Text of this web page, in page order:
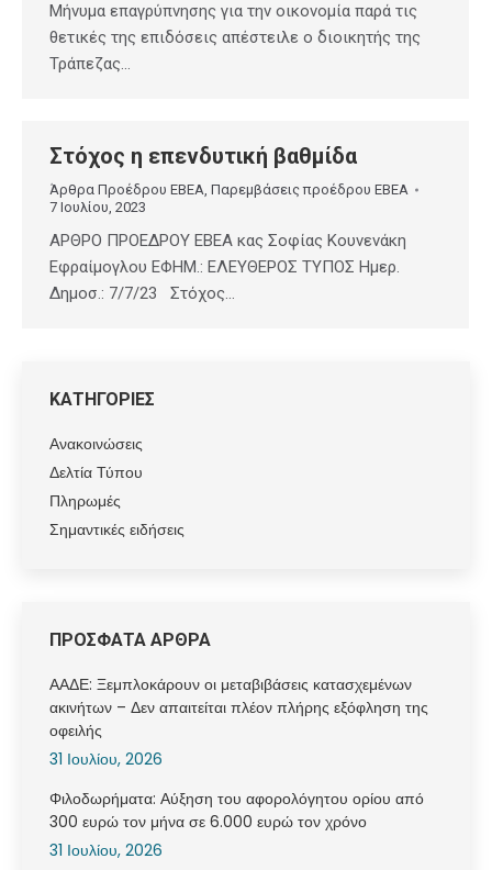
Μήνυμα επαγρύπνησης για την οικονομία παρά τις
θετικές της επιδόσεις απέστειλε ο διοικητής της
Τράπεζας…
Στόχος η επενδυτική βαθμίδα
Άρθρα Προέδρου ΕΒΕΑ, Παρεμβάσεις προέδρου ΕΒΕΑ
7 Ιουλίου, 2023
ΑΡΘΡΟ ΠΡΟΕΔΡΟΥ ΕΒΕΑ κας Σοφίας Κουνενάκη
Εφραίμογλου ΕΦΗΜ.: ΕΛΕΥΘΕΡΟΣ ΤΥΠΟΣ Ημερ.
Δημοσ.: 7/7/23 Στόχος…
ΚΑΤΗΓΟΡΙΕΣ
Ανακοινώσεις
Δελτία Τύπου
Πληρωμές
Σημαντικές ειδήσεις
ΠΡΟΣΦΑΤΑ ΑΡΘΡΑ
ΑΑΔΕ: Ξεμπλοκάρουν οι μεταβιβάσεις κατασχεμένων
ακινήτων – Δεν απαιτείται πλέον πλήρης εξόφληση της
οφειλής
31 Ιουλίου, 2026
Φιλοδωρήματα: Αύξηση του αφορολόγητου ορίου από
300 ευρώ τον μήνα σε 6.000 ευρώ τον χρόνο
31 Ιουλίου, 2026